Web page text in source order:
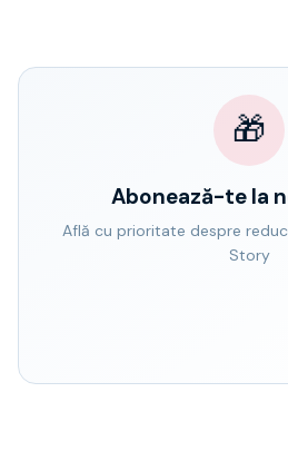
🎁
Abonează-te la
Află cu prioritate despre
Story